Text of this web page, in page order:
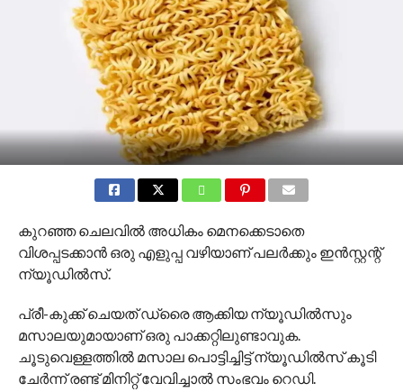
കുറഞ്ഞ ചെലവിൽ അധികം മെനക്കെടാതെ
വിശപ്പടക്കാൻ ഒരു എളുപ്പ വഴിയാണ് പലർക്കും ഇൻസ്റ്റന്റ്
ന്യൂഡിൽസ്.
പ്രീ-കുക്ക് ചെയത് ഡ്രൈ ആക്കിയ ന്യൂഡില്‍സും
മസാലയുമായാണ് ഒരു പാക്കറ്റിലുണ്ടാവുക.
ചൂടുവെള്ളത്തില്‍ മസാല പൊട്ടിച്ചിട്ട് ന്യൂഡില്‍സ് കൂടി
ചേര്‍ന്ന് രണ്ട് മിനിറ്റ് വേവിച്ചാല്‍ സംഭവം റെഡി.